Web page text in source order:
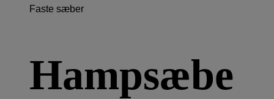
Faste sæber
Hampsæbe